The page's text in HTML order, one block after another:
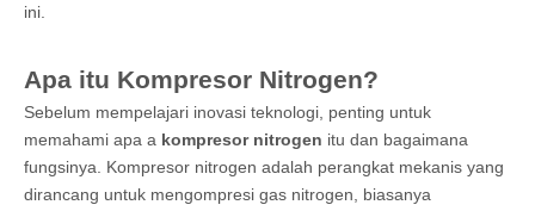
ini.
Apa itu Kompresor Nitrogen?
Sebelum mempelajari inovasi teknologi, penting untuk
memahami apa a kompresor nitrogen itu dan bagaimana
fungsinya. Kompresor nitrogen adalah perangkat mekanis yang
dirancang untuk mengompresi gas nitrogen, biasanya